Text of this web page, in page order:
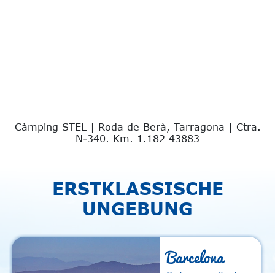
Càmping STEL | Roda de Berà, Tarragona | Ctra.
N-340. Km. 1.182 43883
ERSTKLASSISCHE
UNGEBUNG
Barcelona